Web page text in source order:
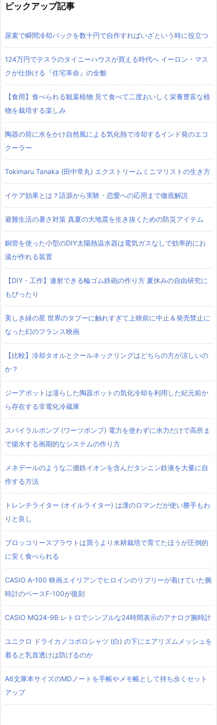
ピックアップ記事
尿素で瞬間冷却パックを数十円で自作すればいざという時に役立つ
124万円でテスラのタイニーハウスが買える時代へ イーロン・マス
クが仕掛ける『住宅革命』の全貌
【食用】食べられる観葉植物 見て食べて二度おいしく栄養豊富な植
物を栽培する楽しみ
陶器の筒に水をかけ自然風による気化熱で冷却するインド発のエコ
クーラー
Tokimaru Tanaka (田中常丸) エクストリームミニマリストの生き方
イケア効果とは？語源から実験・恋愛への応用まで徹底解説
避難生活の暑さ対策 真夏の大地震を生き抜くための防災アイテム
銅管を使った小型のDIY太陽熱温水器は電気ガスなしで効率的にお
湯が作れる装置
【DIY・工作】連射できる輪ゴム鉄砲の作り方 夏休みの自由研究に
もぴったり
美しき緑の星 世界のタブーに触れすぎて上映前に中止＆発売禁止に
なった幻のフランス映画
【比較】冷却タオルとクールネックリングはどちらの方が涼しいの
か？
ジーアポットは濡らした陶器ポットの気化冷却を利用した紀元前か
ら存在する非電化冷蔵庫
スパイラルポンプ (ワーツポンプ) 電力を使わずに水力だけで高所ま
で揚水する画期的なシステムの作り方
メネデールのような二価鉄イオンを含んだタンニン鉄液を大量に自
作する方法
トレンチライター (オイルライター) は漢のロマンだが使い勝手もわ
りと良し
ブロッコリースプラウトは買うより水耕栽培で育てたほうが圧倒的
に安く食べられる
CASIO A-100 映画エイリアンでヒロインのリプリーが着けていた腕
時計のベースF-100が復刻
CASIO MQ24-9B レトロでシンプルな24時間表示のアナログ腕時計
ユニクロ ドライカノコポロシャツ‎ (白) の下にエアリズムメッシュを
着ると乳首透けは防げるのか
A6文庫本サイズのMDノートを手帳やメモ帳として持ち歩くセット
アップ